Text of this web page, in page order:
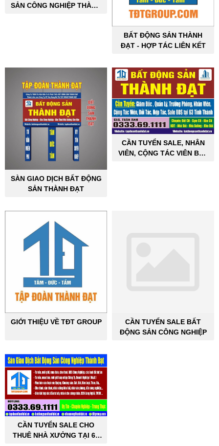
SẢN CÔNG NGHIỆP THÀNH
BẤT ĐỘNG SẢN THÀNH
ĐẠT - HỢP TÁC LIÊN KẾT
SÀN GIAO DỊCH BẤT ĐỘNG
SẢN THÀNH ĐẠT
CẦN TUYỂN SALE, NHÂN
VIÊN, CỘNG TÁC VIÊN BẤT
GIỚI THIỆU VỀ TĐT GROUP
CẦN TUYỂN SALE BẤT
ĐỘNG SẢN CÔNG NGHIỆP
CẦN TUYỂN SALE CHO
THUÊ NHÀ XƯỞNG TẠI 63